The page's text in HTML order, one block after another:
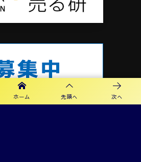
ホーム 先頭へ 次へ